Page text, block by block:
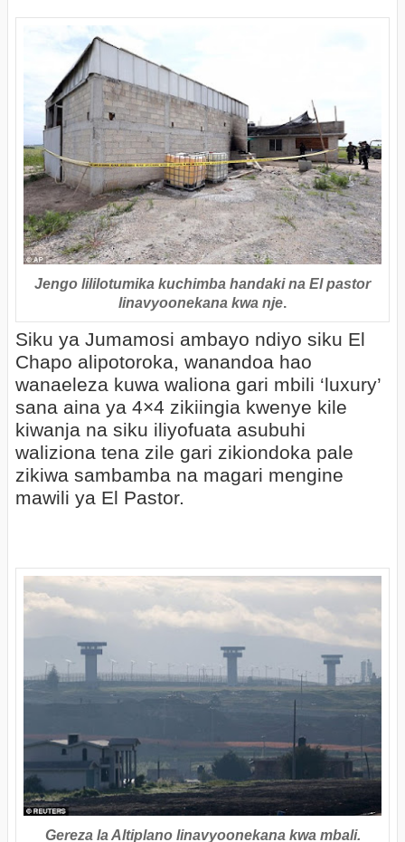
Jengo lililotumika kuchimba handaki na El pastor
linavyoonekana kwa nje.
Siku ya Jumamosi ambayo ndiyo siku El
Chapo alipotoroka, wanandoa hao
wanaeleza kuwa waliona gari mbili ‘luxury’
sana aina ya 4×4 zikiingia kwenye kile
kiwanja na siku iliyofuata asubuhi
waliziona tena zile gari zikiondoka pale
zikiwa sambamba na magari mengine
mawili ya El Pastor.
Gereza la Altiplano linavyoonekana kwa mbali.